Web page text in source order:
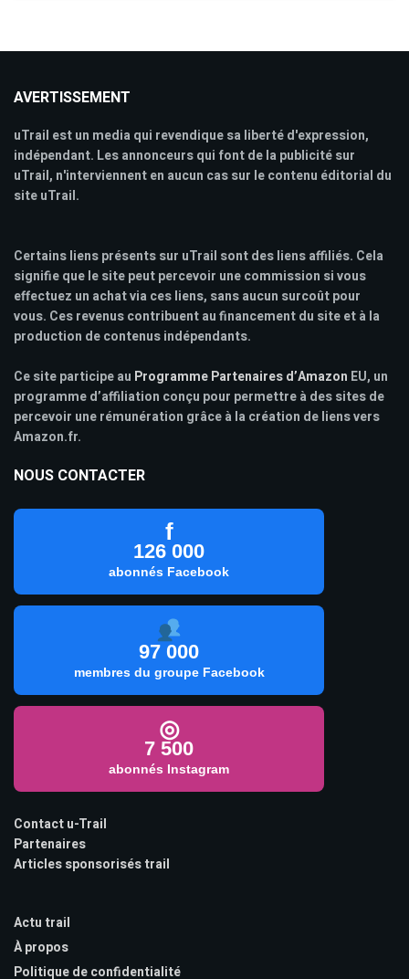
AVERTISSEMENT
uTrail est un media qui revendique sa liberté d'expression,
indépendant. Les annonceurs qui font de la publicité sur
uTrail, n'interviennent en aucun cas sur le contenu éditorial du
site uTrail.
Certains liens présents sur uTrail sont des liens affiliés. Cela
signifie que le site peut percevoir une commission si vous
effectuez un achat via ces liens, sans aucun surcoût pour
vous. Ces revenus contribuent au financement du site et à la
production de contenus indépendants.
Ce site participe au Programme Partenaires d’Amazon EU, un
programme d’affiliation conçu pour permettre à des sites de
percevoir une rémunération grâce à la création de liens vers
Amazon.fr.
NOUS CONTACTER
f
126 000
abonnés Facebook
97 000
membres du groupe Facebook
◎
7 500
abonnés Instagram
Contact u-Trail
Partenaires
Articles sponsorisés trail
Actu trail
À propos
Politique de confidentialité